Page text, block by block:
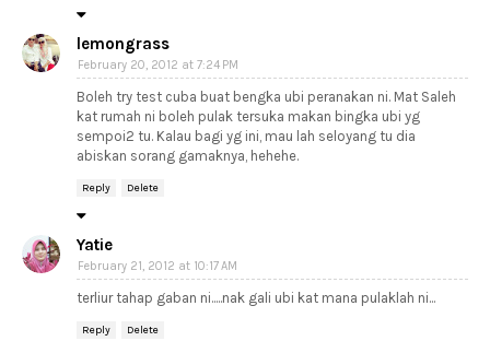
lemongrass
February 20, 2012 at 7:24 PM
Boleh try test cuba buat bengka ubi peranakan ni. Mat Saleh
kat rumah ni boleh pulak tersuka makan bingka ubi yg
sempoi2 tu. Kalau bagi yg ini, mau lah seloyang tu dia
abiskan sorang gamaknya, hehehe.
Reply Delete
Yatie
February 21, 2012 at 10:17 AM
terliur tahap gaban ni.....nak gali ubi kat mana pulaklah ni...
Reply Delete